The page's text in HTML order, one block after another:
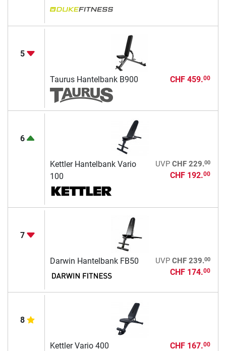
5
Taurus Hantelbank B900 CHF 459.00
6
Kettler Hantelbank Vario
100
UVP CHF 229.00
CHF 192.00
7
Darwin Hantelbank FB50 UVP CHF 239.00
CHF 174.00
8
Kettler Vario 400
CHF 167.00